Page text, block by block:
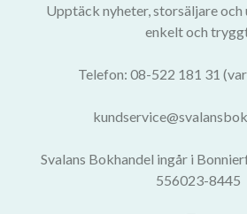
Upptäck nyheter, storsäljare
enkelt och
Telefon: 08-522 181 31
Svalans Bokhandel ingår i
556023-8445